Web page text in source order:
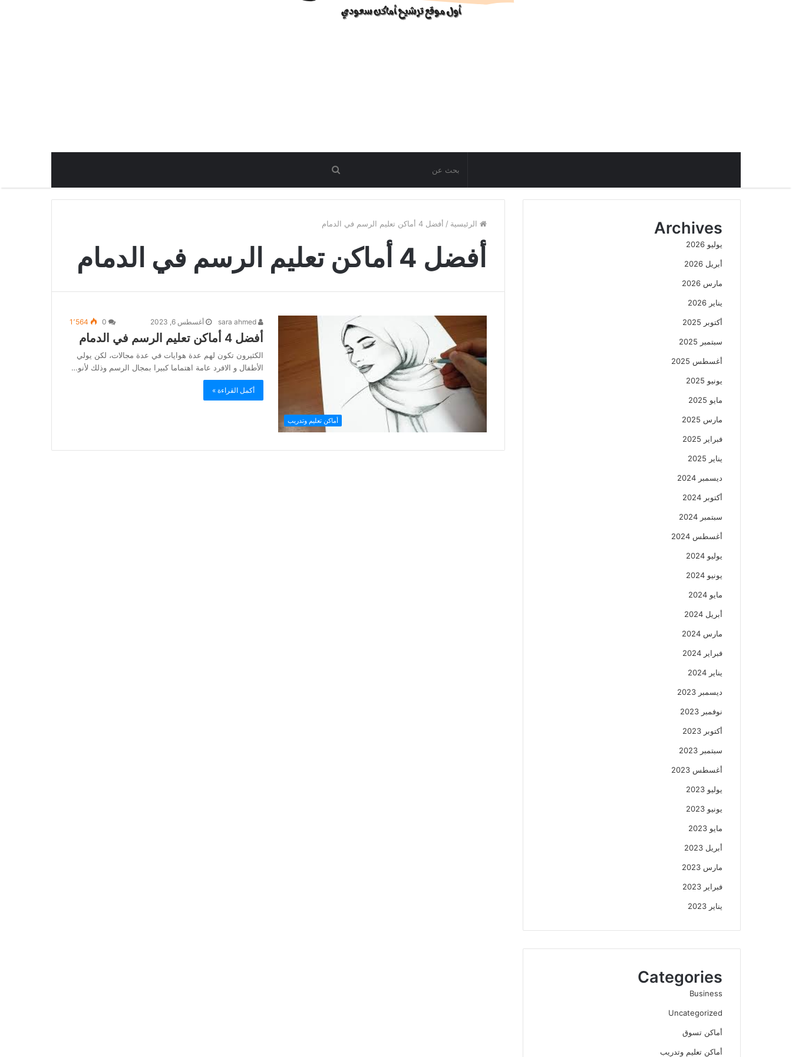
الرئيسية / أفضل 4 أماكن تعليم الرسم في الدمام
أفضل 4 أماكن تعليم الرسم في الدمام
أماكن تعليم وتدريب
أغسطس 6, 2023 1٬564
أفضل 4 أماكن تعليم الرسم في الدمام
الكثيرون تكون لهم عدة هوايات في عدة مجالات، لكن يولي
الأطفال و الافرد عامة اهتماما كبيرا بمجال الرسم وذلك لأنو…
أكمل القراءة »
Archives
يوليو 2026
أبريل 2026
مارس 2026
يناير 2026
أكتوبر 2025
سبتمبر 2025
أغسطس 2025
يونيو 2025
مايو 2025
مارس 2025
فبراير 2025
يناير 2025
ديسمبر 2024
أكتوبر 2024
سبتمبر 2024
أغسطس 2024
يوليو 2024
يونيو 2024
مايو 2024
أبريل 2024
مارس 2024
فبراير 2024
يناير 2024
ديسمبر 2023
نوفمبر 2023
أكتوبر 2023
سبتمبر 2023
أغسطس 2023
يوليو 2023
يونيو 2023
مايو 2023
أبريل 2023
مارس 2023
فبراير 2023
يناير 2023
Categories
Business
Uncategorized
أماكن تسوق
أماكن تعليم وتدريب